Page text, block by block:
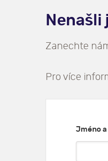
Zanechte
Pro více
Jméno